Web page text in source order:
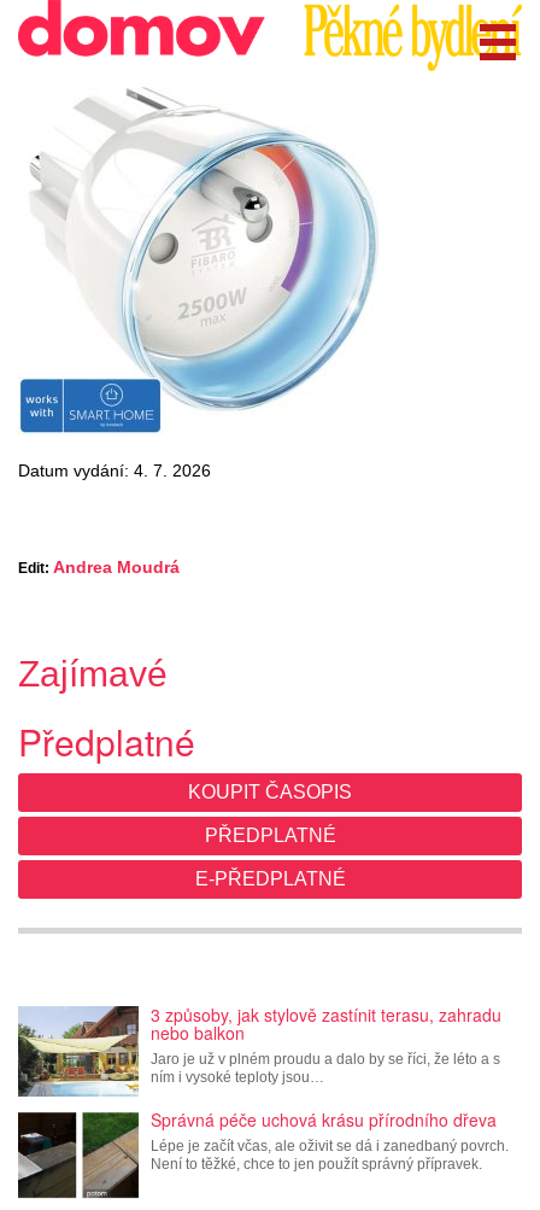
Datum vydání: 4. 7. 2026
Edit: Andrea Moudrá
Zajímavé
Předplatné
KOUPIT ČASOPIS
PŘEDPLATNÉ
E-PŘEDPLATNÉ
3 způsoby, jak stylově zastínit terasu, zahradu
nebo balkon
Jaro je už v plném proudu a dalo by se říci, že léto a s
ním i vysoké teploty jsou…
Správná péče uchová krásu přírodního dřeva
Lépe je začít včas, ale oživit se dá i zanedbaný povrch.
Není to těžké, chce to jen použít správný přípravek.